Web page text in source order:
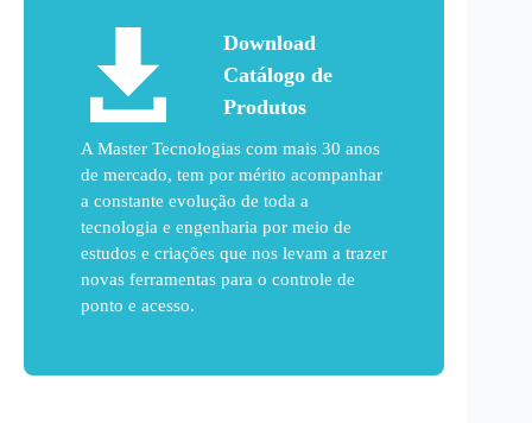
Download
Catálogo de
Produtos
A Master Tecnologias com mais 30 anos
de mercado, tem por mérito acompanhar
a constante evolução de toda a
tecnologia e engenharia por meio de
estudos e criações que nos levam a trazer
novas ferramentas para o controle de
ponto e acesso.